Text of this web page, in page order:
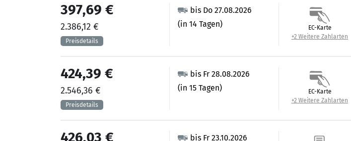
bis Do 27.08.2026
(in 14 Tagen)
397,69 €
2.386,12 €
EC-Karte
+2 Weitere Zahlarten
bis Fr 28.08.2026
(in 15 Tagen)
424,39 €
2.546,36 €
EC-Karte
+2 Weitere Zahlarten
bis Fr 23.10.2026
426,03 €